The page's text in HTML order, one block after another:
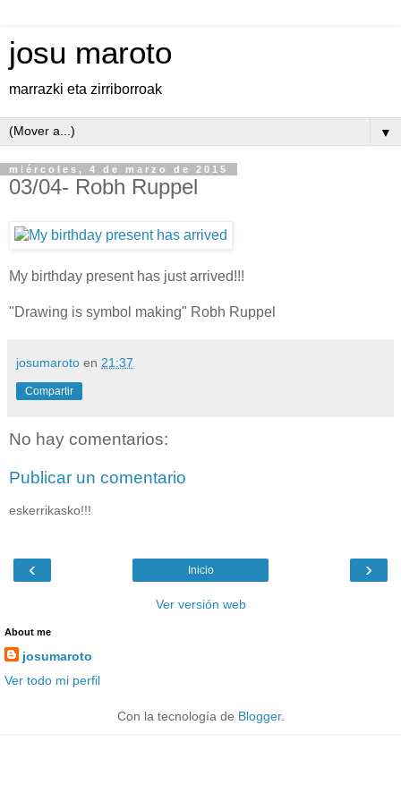
josu maroto
marrazki eta zirriborroak
▼
miércoles, 4 de marzo de 2015
03/04- Robh Ruppel
My birthday present has just arrived!!!
"Drawing is symbol making" Robh Ruppel
josumaroto en 21:37
Compartir
No hay comentarios:
Publicar un comentario
eskerrikasko!!!
‹ ›
Inicio
Ver versión web
About me
josumaroto
Ver todo mi perfil
Con la tecnología de Blogger.